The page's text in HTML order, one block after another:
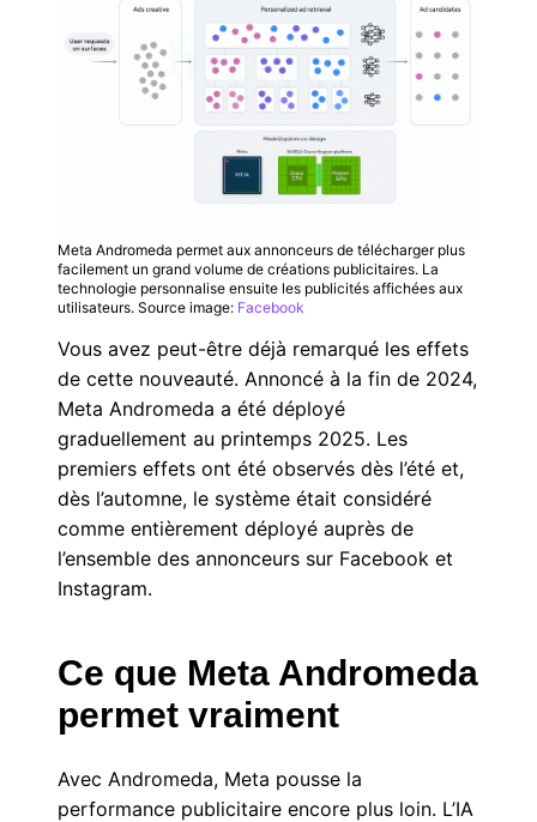
Meta Andromeda permet aux annonceurs de télécharger plus
facilement un grand volume de créations publicitaires. La
technologie personnalise ensuite les publicités affichées aux
utilisateurs. Source image: Facebook
Vous avez peut-être déjà remarqué les effets
de cette nouveauté. Annoncé à la fin de 2024,
Meta Andromeda a été déployé
graduellement au printemps 2025. Les
premiers effets ont été observés dès l’été et,
dès l’automne, le système était considéré
comme entièrement déployé auprès de
l’ensemble des annonceurs sur Facebook et
Instagram.
Ce que Meta Andromeda
permet vraiment
Avec Andromeda, Meta pousse la
performance publicitaire encore plus loin. L’IA